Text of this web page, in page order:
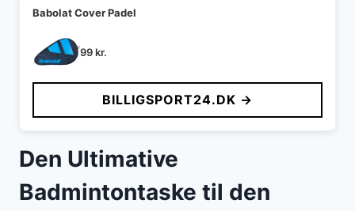
Babolat Cover Padel
99kr.
BILLIGSPORT24.DK →
Den Ultimative
Badmintontaske til den